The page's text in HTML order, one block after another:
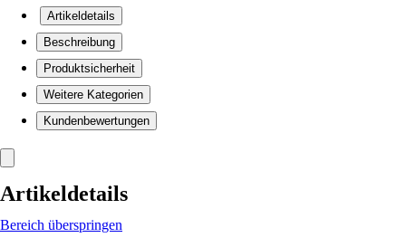
Artikeldetails
Beschreibung
Produktsicherheit
Weitere Kategorien
Kundenbewertungen
Artikeldetails
Bereich überspringen